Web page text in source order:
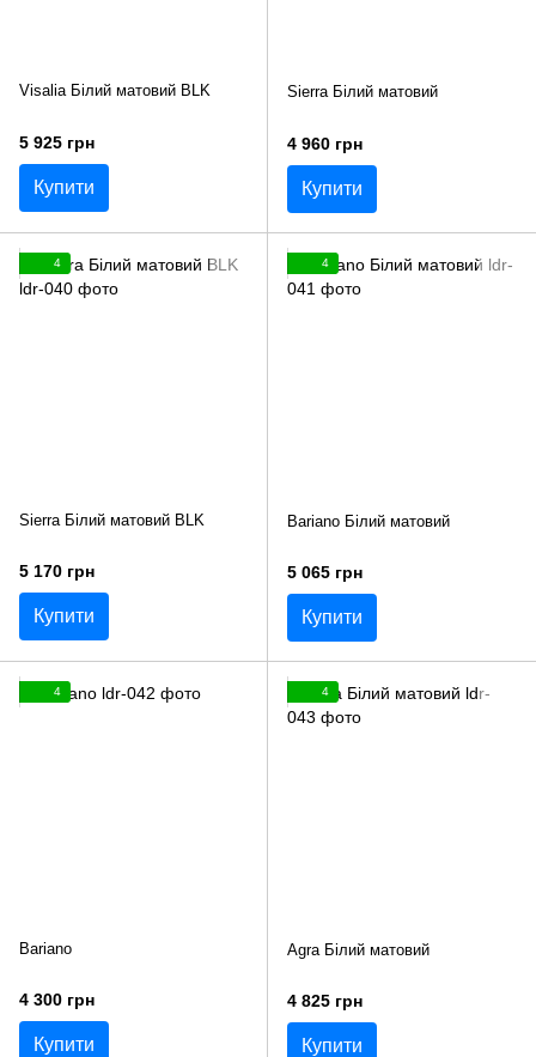
Visalia Білий матовий BLK
5 925 грн
Купити
Sierra Білий матовий
4 960 грн
Купити
4
Sierra Білий матовий BLK
5 170 грн
Купити
4
Bariano Білий матовий
5 065 грн
Купити
4
Bariano
4 300 грн
Купити
4
Agra Білий матовий
4 825 грн
Купити